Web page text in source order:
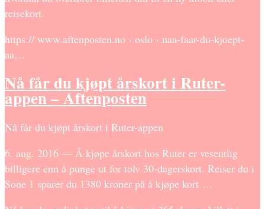
reisekort.
https:// www.aftenposten.no › oslo › naa-faar-du-kjoept-
aa…
Nå får du kjøpt årskort i Ruter-
appen – Aftenposten
Nå får du kjøpt årskort i Ruter-appen
6. aug. 2016 — Å kjøpe årskort hos Ruter er vesentlig
billigere enn å punge ut for tolv 30-dagerskort. Reiser du i
Sone 1 sparer du 1380 kroner på å kjøpe kort …